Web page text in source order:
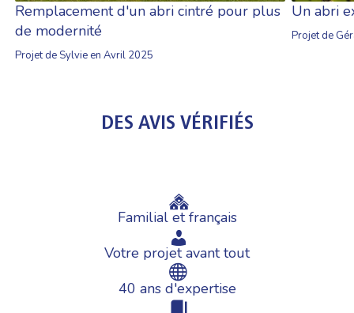
Remplacement d'un abri cintré pour plus
de modernité
Projet de Sylvie en Avril 2025
Un abri
Projet de
DES AVIS VÉRIFIÉS
Familial et français
Votre projet avant tout
40 ans d'expertise